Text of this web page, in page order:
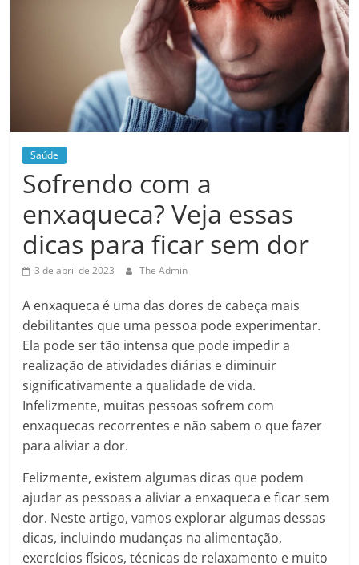
Saúde
Sofrendo com a
enxaqueca? Veja essas
dicas para ficar sem dor
3 de abril de 2023 The Admin
A enxaqueca é uma das dores de cabeça mais
debilitantes que uma pessoa pode experimentar.
Ela pode ser tão intensa que pode impedir a
realização de atividades diárias e diminuir
significativamente a qualidade de vida.
Infelizmente, muitas pessoas sofrem com
enxaquecas recorrentes e não sabem o que fazer
para aliviar a dor.
Felizmente, existem algumas dicas que podem
ajudar as pessoas a aliviar a enxaqueca e ficar sem
dor. Neste artigo, vamos explorar algumas dessas
dicas, incluindo mudanças na alimentação,
exercícios físicos, técnicas de relaxamento e muito